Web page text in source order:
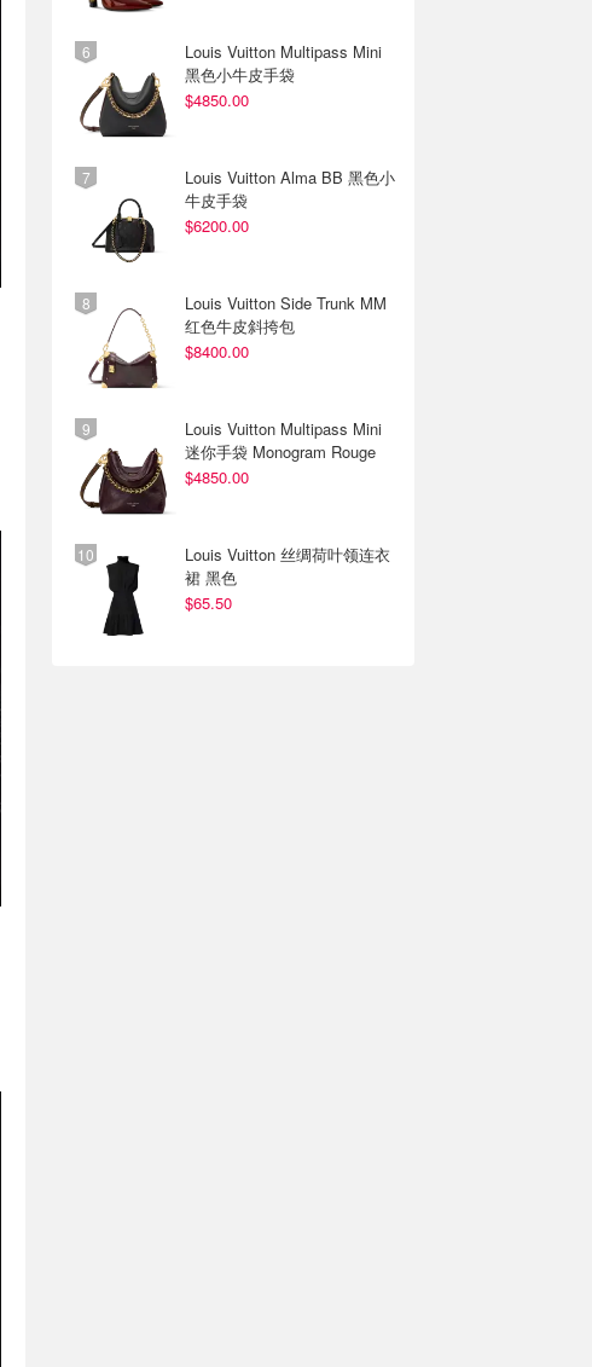
Louis Vuitton Multipass Mini
黑色小牛皮手袋
$4850.00
Louis Vuitton Alma BB 黑色小
牛皮手袋
$6200.00
Louis Vuitton Side Trunk MM
红色牛皮斜挎包
$8400.00
Louis Vuitton Multipass Mini
迷你手袋 Monogram Rouge
$4850.00
Louis Vuitton 丝绸荷叶领连衣
裙 黑色
$65.50